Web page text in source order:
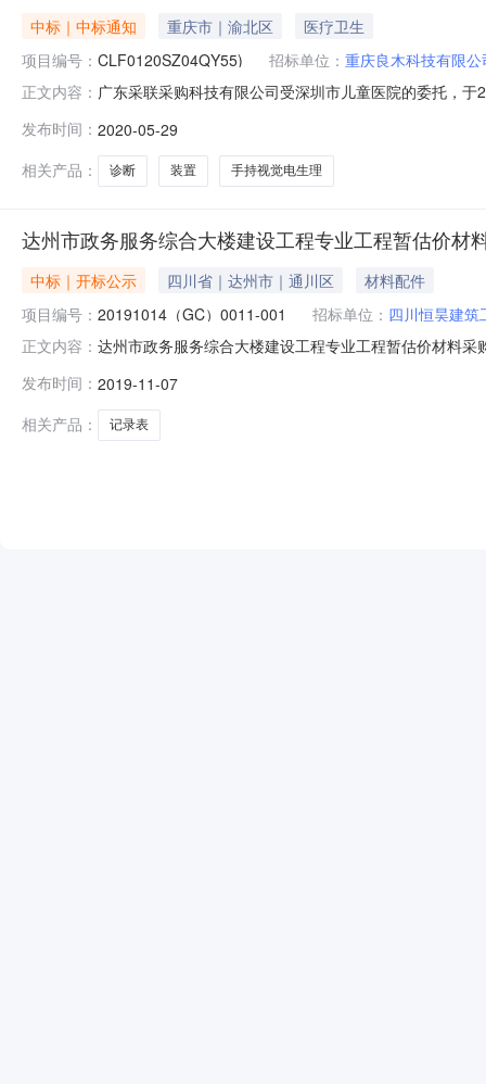
中标｜中标通知 重庆市｜渝北区
医疗卫生
项目编号： CLF0120SZ04QY55) 招标单位： 重庆良木科技有限公
正文内容： 广东采联采购科技有限公司受深圳市儿童医院的委托，
315000.00重庆诺德适医疗器械有限公司320000.00广州
发布时间： 2020-05-29
相关产品：
诊断 装置 手持视觉电生理
达州市政务服务综合大楼建设工程专业工程暂估价
中标｜开标公示 四川省｜达州市｜通川区
材料配件
项目编号： 20191014（GC）0011-001 招标单位： 四川恒昊建筑
正文内容： 达州市政务服务综合大楼建设工程专业工程暂估价材料
装、智能化及总平工程项目暂估材料采购)(采购二标段)
发布时间： 2019-11-07
相关产品：
记录表